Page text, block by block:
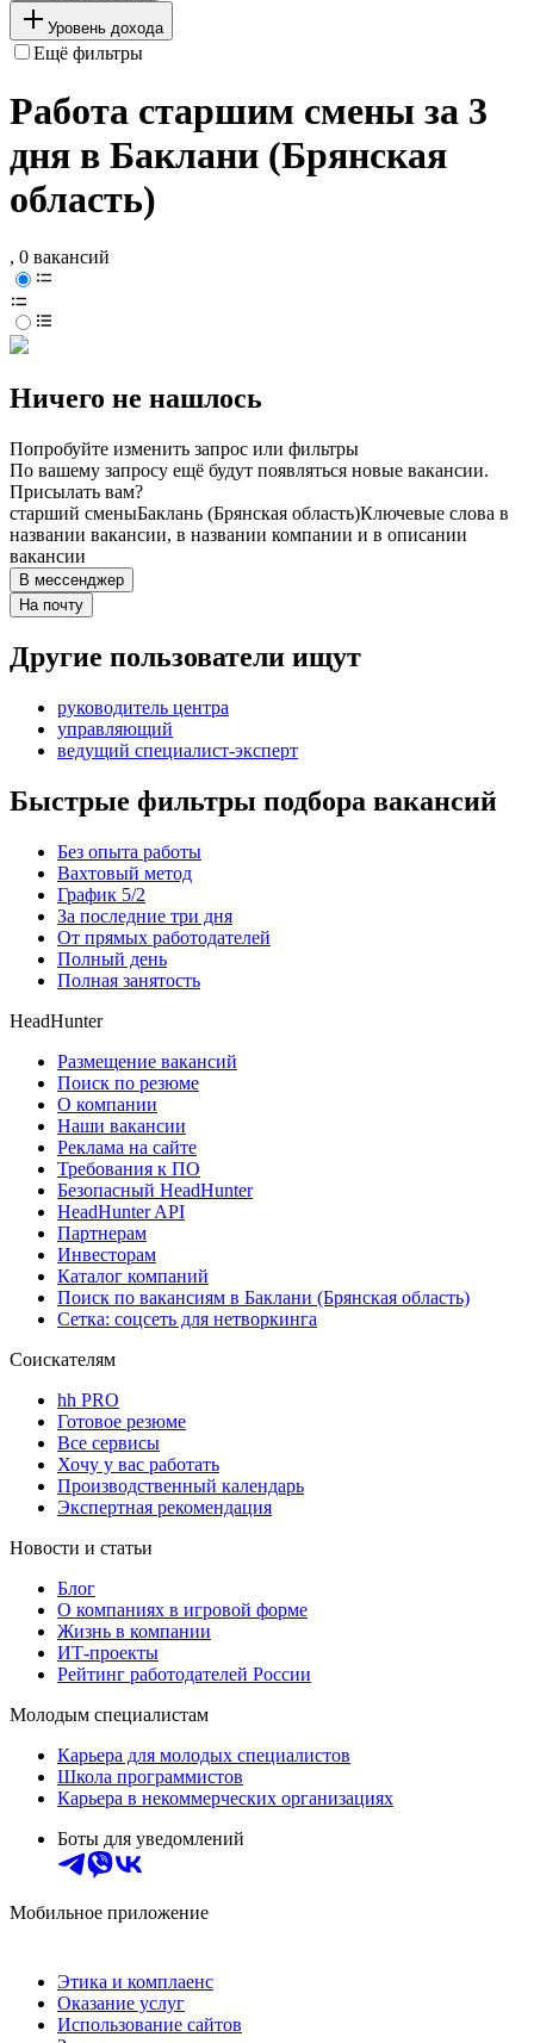
Уровень дохода
Ещё фильтры
Работа старшим смены за 3
дня в Баклани (Брянская
область)
, 0 вакансий
Ничего не нашлось
Попробуйте изменить запрос или фильтры
По вашему запросу ещё будут появляться новые вакансии.
Присылать вам?
старший сменыБаклань (Брянская область)Ключевые слова в
названии вакансии, в названии компании и в описании
вакансии
В мессенджер
На почту
Другие пользователи ищут
руководитель центра
управляющий
ведущий специалист-эксперт
Быстрые фильтры подбора вакансий
Без опыта работы
Вахтовый метод
График 5/2
За последние три дня
От прямых работодателей
Полный день
Полная занятость
HeadHunter
Размещение вакансий
Поиск по резюме
О компании
Наши вакансии
Реклама на сайте
Требования к ПО
Безопасный HeadHunter
HeadHunter API
Партнерам
Инвесторам
Каталог компаний
Поиск по вакансиям в Баклани (Брянская область)
Сетка: соцсеть для нетворкинга
Соискателям
hh PRO
Готовое резюме
Все сервисы
Хочу у вас работать
Производственный календарь
Экспертная рекомендация
Новости и статьи
Блог
О компаниях в игровой форме
Жизнь в компании
ИТ-проекты
Рейтинг работодателей России
Молодым специалистам
Карьера для молодых специалистов
Школа программистов
Карьера в некоммерческих организациях
Боты для уведомлений
Мобильное приложение
Этика и комплаенс
Оказание услуг
Использование сайтов